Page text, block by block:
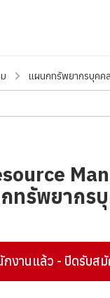
แผนกทรัพยากรบุคคล
ทรัพยากร
กงานแล้ว - ปิดรับส